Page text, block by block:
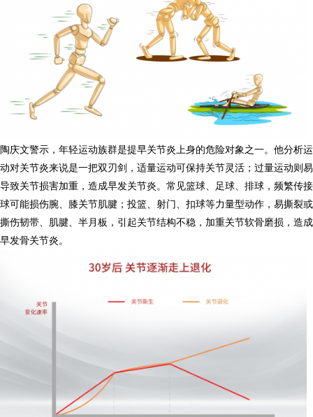
陶庆文警示，年轻运动族群是提早关节炎上身的危险对象之一。他分析运
动对关节炎来说是一把双刃剑，适量运动可保持关节灵活；过量运动则易
导致关节损害加重，造成早发关节炎。常见篮球、足球、排球，频繁传接
球可能损伤腕、膝关节肌腱；投篮、射门、扣球等力量型动作，易撕裂或
撕伤韧带、肌腱、半月板，引起关节结构不稳，加重关节软骨磨损，造成
早发骨关节炎。